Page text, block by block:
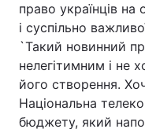
Головна
право українців на
і суспільно
`Такий новинний
нелегітимним і не
його створення.
Національна
бюджету, який